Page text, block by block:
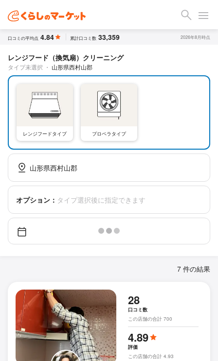
口コミの平均点 4.84 累計口コミ数 33,359 2026年8月時点
レンジフード（換気扇）クリーニング
タイプ未選択 ・ 山形県西村山郡
レンジフードタイプ プロペラタイプ
山形県西村山郡
オプション： タイプ選択後に指定できます
7 件の結果
28
口コミ数
この店舗の合計 700
4.89
評価
この店舗の合計 4.93